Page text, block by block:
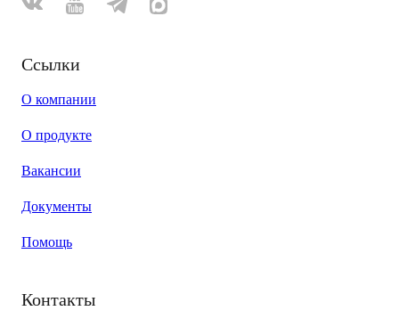
Ссылки
О компании
О продукте
Вакансии
Документы
Помощь
Контакты